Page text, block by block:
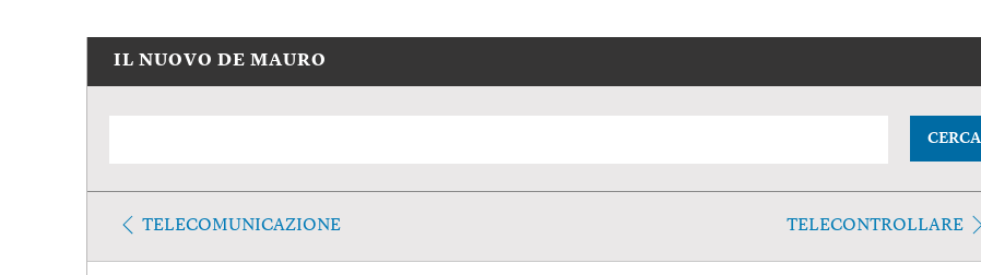
IL NUOVO DE MAURO
CERCA
TELECOMUNICAZIONE TELECONTROLLARE